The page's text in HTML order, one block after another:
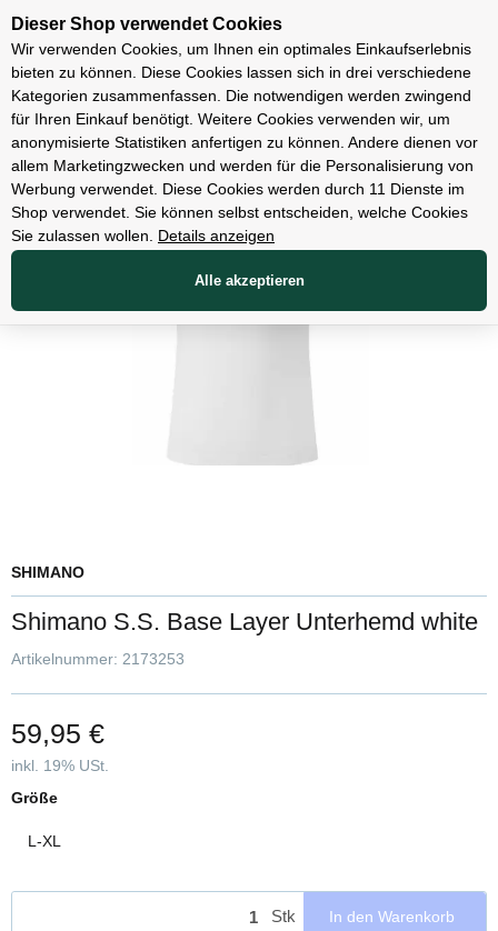
Unsere Filialen
Bekleidung
SHIMANO
Shimano S.S. Base Layer Unterhemd white
Artikelnummer: 2173253
59,95 €
inkl. 19% USt.
Größe
L-XL
Stk In den Warenkorb
Dieser Shop verwendet Cookies
Wir verwenden Cookies, um Ihnen ein optimales Einkaufserlebnis
bieten zu können. Diese Cookies lassen sich in drei verschiedene
Kategorien zusammenfassen. Die notwendigen werden zwingend
für Ihren Einkauf benötigt. Weitere Cookies verwenden wir, um
anonymisierte Statistiken anfertigen zu können. Andere dienen vor
allem Marketingzwecken und werden für die Personalisierung von
Werbung verwendet. Diese Cookies werden durch 11 Dienste im
Shop verwendet. Sie können selbst entscheiden, welche Cookies
Sie zulassen wollen.
Details anzeigen
Alle akzeptieren